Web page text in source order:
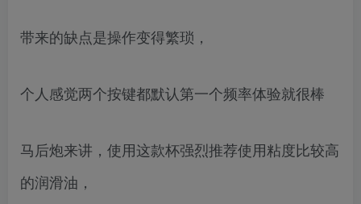
带来的缺点是操作变得繁琐，
个人感觉两个按键都默认第一个频率体验就很棒
马后炮来讲，使用这款杯强烈推荐使用粘度比较高
的润滑油，